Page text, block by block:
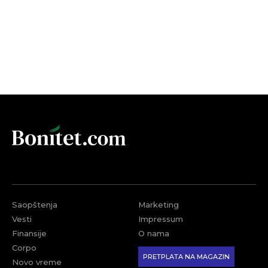
Saopštenja
Vesti
Finansije
Corpo
Novo vreme
Marketing
Impressum
O nama
PRETPLATA NA MAGAZIN